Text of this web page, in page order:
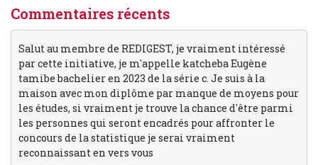
Commentaires récents
Salut au membre de REDIGEST, je vraiment intéressé
par cette initiative, je m'appelle katcheba Eugène
tamibe bachelier en 2023 de la série c. Je suis à la
maison avec mon diplôme par manque de moyens pour
les études, si vraiment je trouve la chance d'être parmi
les personnes qui seront encadrés pour affronter le
concours de la statistique je serai vraiment
reconnaissant en vers vous